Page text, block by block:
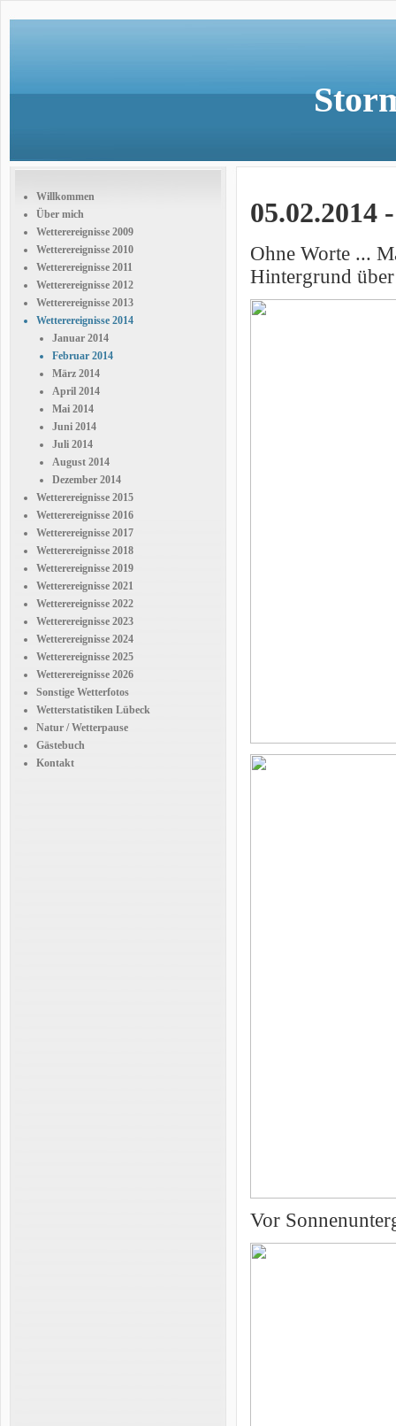
Willkommen
Über mich
Wetterereignisse 2009
Wetterereignisse 2010
Wetterereignisse 2011
Wetterereignisse 2012
Wetterereignisse 2013
Wetterereignisse 2014
Januar 2014
Februar 2014
März 2014
April 2014
Mai 2014
Juni 2014
Juli 2014
August 2014
Dezember 2014
Wetterereignisse 2015
Wetterereignisse 2016
Wetterereignisse 2017
Wetterereignisse 2018
Wetterereignisse 2019
Wetterereignisse 2021
Wetterereignisse 2022
Wetterereignisse 2023
Wetterereignisse 2024
Wetterereignisse 2025
Wetterereignisse 2026
Sonstige Wetterfotos
Wetterstatistiken Lübeck
Natur / Wetterpause
Gästebuch
Kontakt
05.02.2014
Ohne Worte ...
Hintergrund
Vor